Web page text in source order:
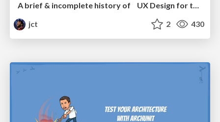
A brief & incomplete history of UX Design for the World Wide Web: 1989–2019
jct
2 430